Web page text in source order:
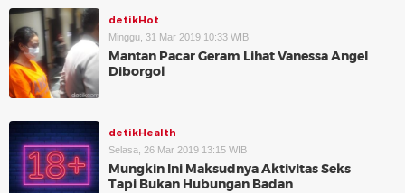
detikHot
Minggu, 31 Mar 2019 10:33 WIB
Mantan Pacar Geram Lihat Vanessa Angel
Diborgol
detikHealth
Selasa, 26 Mar 2019 13:15 WIB
Mungkin Ini Maksudnya Aktivitas Seks
Tapi Bukan Hubungan Badan